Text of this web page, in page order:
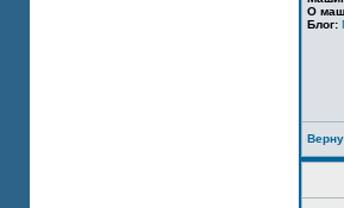
О
Блог: